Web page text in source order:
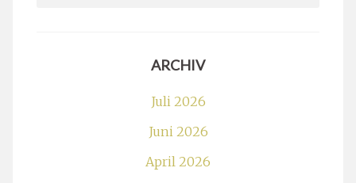
ARCHIV
Juli 2026
Juni 2026
April 2026